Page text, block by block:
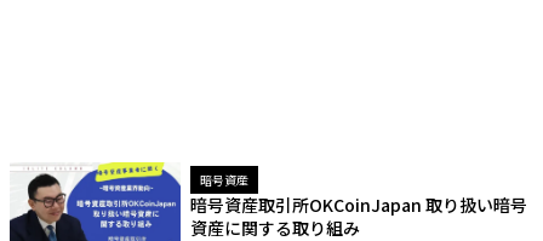
暗号資産
暗号資産取引所OKCoinJapan 取り扱い暗号
資産に関する取り組み